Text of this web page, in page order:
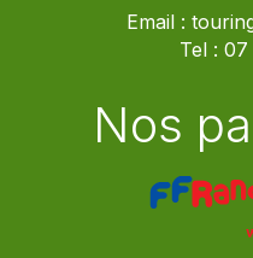
Email :
Tel : 07
Nos